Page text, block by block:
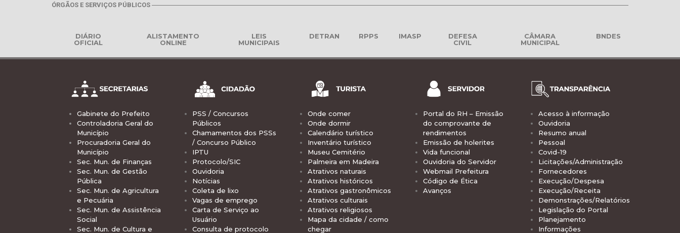
ÓRGÃOS E SERVIÇOS PÚBLICOS
DIÁRIO
OFICIAL
ALISTAMENTO
ONLINE
LEIS
MUNICIPAIS
DETRAN RPPS IMASP
DEFESA
CIVIL
CÂMARA
MUNICIPAL
BNDES
Gabinete do Prefeito
Controladoria Geral do
Município
Procuradoria Geral do
Município
Sec. Mun. de Finanças
Sec. Mun. de Gestão
Pública
Sec. Mun. de Agricultura
e Pecuária
Sec. Mun. de Assistência
Social
Sec. Mun. de Cultura e
PSS / Concursos
Públicos
Chamamentos dos PSSs
/ Concurso Público
IPTU
Protocolo/SIC
Ouvidoria
Notícias
Coleta de lixo
Vagas de emprego
Carta de Serviço ao
Usuário
Consulta de protocolo
Onde comer
Onde dormir
Calendário turístico
Inventário turístico
Museu Cemitério
Palmeira em Madeira
Atrativos naturais
Atrativos históricos
Atrativos gastronômicos
Atrativos culturais
Atrativos religiosos
Mapa da cidade / como
chegar
Portal do RH – Emissão
do comprovante de
rendimentos
Emissão de holerites
Vida funcional
Ouvidoria do Servidor
Webmail Prefeitura
Código de Ética
Avanços
Acesso à informação
Ouvidoria
Resumo anual
Pessoal
Covid-19
Licitações/Administração
Fornecedores
Execução/Despesa
Execução/Receita
Demonstrações/Relatórios
Legislação do Portal
Planejamento
Informações